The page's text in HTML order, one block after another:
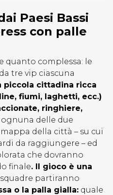
Paesi Bassi
con palle
quanto complessa: le
tre vip ciascuna
piccola cittadina ricca
fiumi, laghetti, ecc.)
ringhiere,
ognuna delle due
della città – su cui
da raggiungere – ed
che dovranno
finale. Il gioco è una
partiranno
o la palla gialla: quale